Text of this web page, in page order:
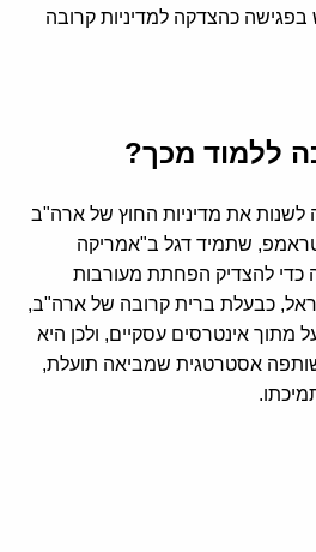
בפגישה כהצדקה למדיניות קרובה
ללמוד מכך?
לשנות את מדיניות החוץ של ארה"ב
טראמפ, שתמיד דגל ב"אמריקה
כדי להצדיק הפחתת מעורבות
כבעלת ברית קרובה של ארה"ב,
מתוך אינטרסים עסקיים, ולכן היא
אסטרטגית שמביאה תועלת,